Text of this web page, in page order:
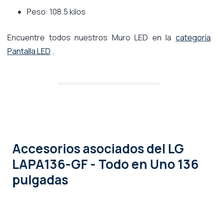
Peso: 108.5 kilos
Encuentre todos nuestros Muro LED en la categoría
Pantalla LED .
Accesorios asociadosdel LG
LAPA136-GF - Todo en Uno 136
pulgadas